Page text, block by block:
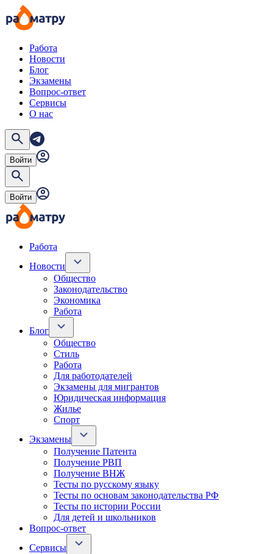
Работа
Новости
Блог
Экзамены
Вопрос-ответ
Сервисы
О нас
Войти
Войти
Работа
Новости
Общество
Законодательство
Экономика
Работа
Блог
Общество
Стиль
Работа
Для работодателей
Экзамены для мигрантов
Юридическая информация
Жилье
Спорт
Экзамены
Получение Патента
Получение РВП
Получение ВНЖ
Тесты по русскому языку
Тесты по основам законодательства РФ
Тесты по истории России
Для детей и школьников
Вопрос-ответ
Сервисы